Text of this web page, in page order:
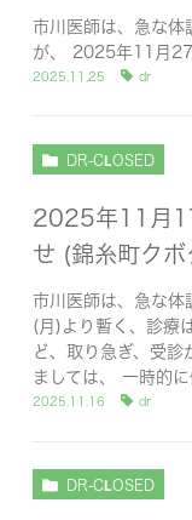
市川医師は、急な体
が、 2025年11月27
2025.11.25 dr
DR-CLOSED
2025年11月
せ (錦糸町クボ
市川医師は、急な
(月)より暫く、診療
ど、取り急ぎ、受診
ましては、 一時的
2025.11.16 dr
DR-CLOSED